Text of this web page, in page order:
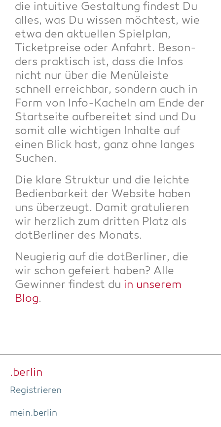
die intui­ti­ve Gestal­tung fin­dest Du
alles, was Du wis­sen möch­test, wie
etwa den aktu­el­len Spiel­plan,
Ticket­prei­se oder Anfahrt. Beson­
ders prak­tisch ist, dass die Infos
nicht nur über die Menü­leis­te
schnell erreich­bar, son­dern auch in
Form von Info-Kacheln am Ende der
Start­sei­te auf­be­rei­tet sind und Du
somit alle wich­ti­gen Inhal­te auf
einen Blick hast, ganz ohne lan­ges
Suchen.
Die kla­re Struk­tur und die leich­te
Bedien­bar­keit der Web­site haben
uns über­zeugt. Damit gra­tu­lie­ren
wir herz­lich zum drit­ten Platz als
dot­Ber­li­ner des Monats.
Neu­gie­rig auf die dot­Ber­li­ner, die
wir schon gefei­ert haben? Alle
Gewin­ner fin­dest du in unse­rem
Blog.
.ber­lin
Regis­trie­ren
mein.berlin